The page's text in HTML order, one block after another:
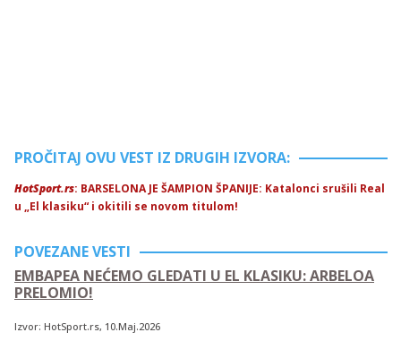
PROČITAJ OVU VEST IZ DRUGIH IZVORA:
HotSport.rs: BARSELONA JE ŠAMPION ŠPANIJE: Katalonci srušili Real
u „El klasiku“ i okitili se novom titulom!
POVEZANE VESTI
EMBAPEA NEĆEMO GLEDATI U EL KLASIKU: ARBELOA
PRELOMIO!
Izvor: HotSport.rs, 10.Maj.2026